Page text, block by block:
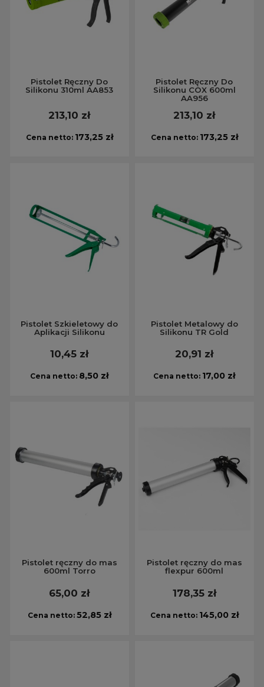
Pistolet Ręczny Do
Silikonu 310ml AA853
213,10 zł
Cena netto: 173,25 zł
Pistolet Ręczny Do
Silikonu COX 600ml
AA956
213,10 zł
Cena netto: 173,25 zł
Pistolet Szkieletowy do
Aplikacji Silikonu
10,45 zł
Cena netto: 8,50 zł
Pistolet Metalowy do
Silikonu TR Gold
20,91 zł
Cena netto: 17,00 zł
Pistolet ręczny do mas
600ml Torro
65,00 zł
Cena netto: 52,85 zł
Pistolet ręczny do mas
flexpur 600ml
178,35 zł
Cena netto: 145,00 zł